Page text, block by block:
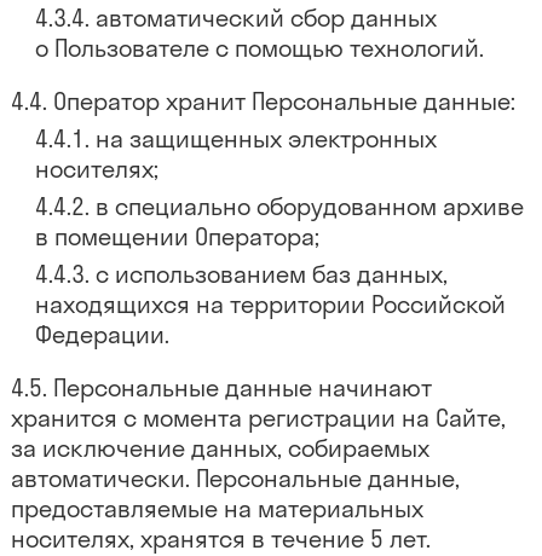
автоматический сбор данных
о Пользователе с помощью технологий.
Оператор хранит Персональные данные:
на защищенных электронных
носителях;
в специально оборудованном архиве
в помещении Оператора;
с использованием баз данных,
находящихся на территории Российской
Федерации.
Персональные данные начинают
хранится с момента регистрации на Сайте,
за исключение данных, собираемых
автоматически. Персональные данные,
предоставляемые на материальных
носителях, хранятся в течение 5 лет.